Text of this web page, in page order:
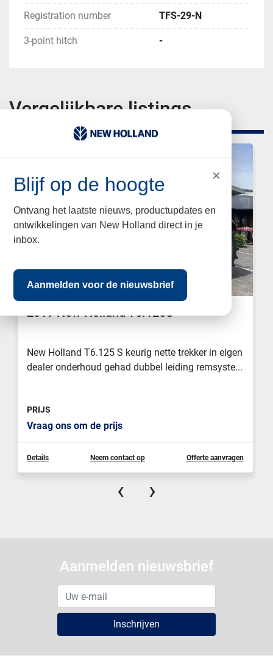
Registration number TFS-29-N
3-point hitch -
Vergelijkbare listings
2019 New Holland T6.125S
New Holland T6.125 S keurig nette trekker in eigen
dealer onderhoud gehad dubbel leiding remsyste...
PRIJS
Vraag ons om de prijs
Details Neem contact op Offerte aanvragen
‹ ›
Aanmelden nieuwsbrief
Inschrijven
×
Blijf op de hoogte
Ontvang het laatste nieuws, productupdates en
ontwikkelingen van New Holland direct in je
inbox.
Aanmelden voor de nieuwsbrief